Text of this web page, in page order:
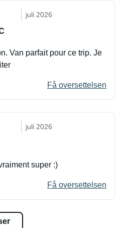
juli 2026
Van parfait pour ce trip. Je
Få oversettelsen
juli 2026
super :)
Få oversettelsen